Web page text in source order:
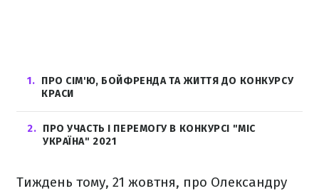
1
ПРО СІМ'Ю, БОЙФРЕНДА ТА ЖИТТЯ ДО КОНКУРСУ
КРАСИ
2
ПРО УЧАСТЬ І ПЕРЕМОГУ В КОНКУРСІ "МІС
УКРАЇНА" 2021
Тиждень тому, 21 жовтня, про Олександру